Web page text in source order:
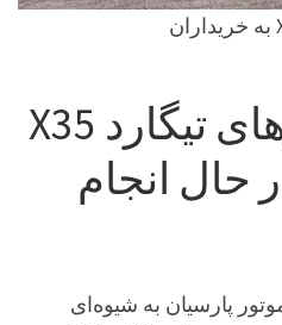
تحویل خودروهای تیگارد X35
حال انجام
پارسیان به شیوه‌ای